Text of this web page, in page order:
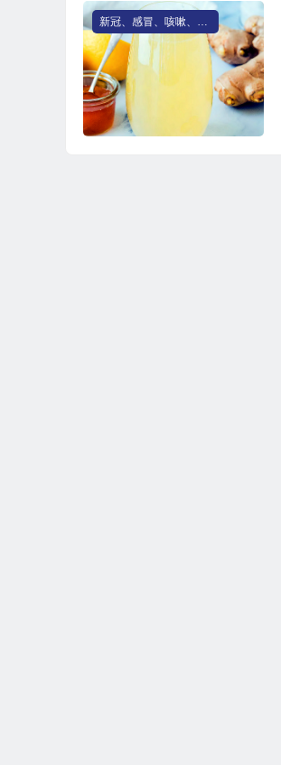
新冠、感冒、咳嗽、发烧